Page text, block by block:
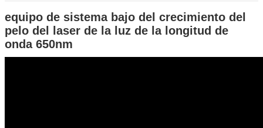
equipo de sistema bajo del crecimiento del
pelo del laser de la luz de la longitud de
onda 650nm